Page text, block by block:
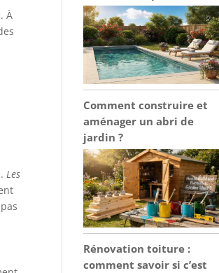
À
Les
Comment construire et
aménager un abri de
jardin ?
Rénovation toiture :
comment savoir si c’est